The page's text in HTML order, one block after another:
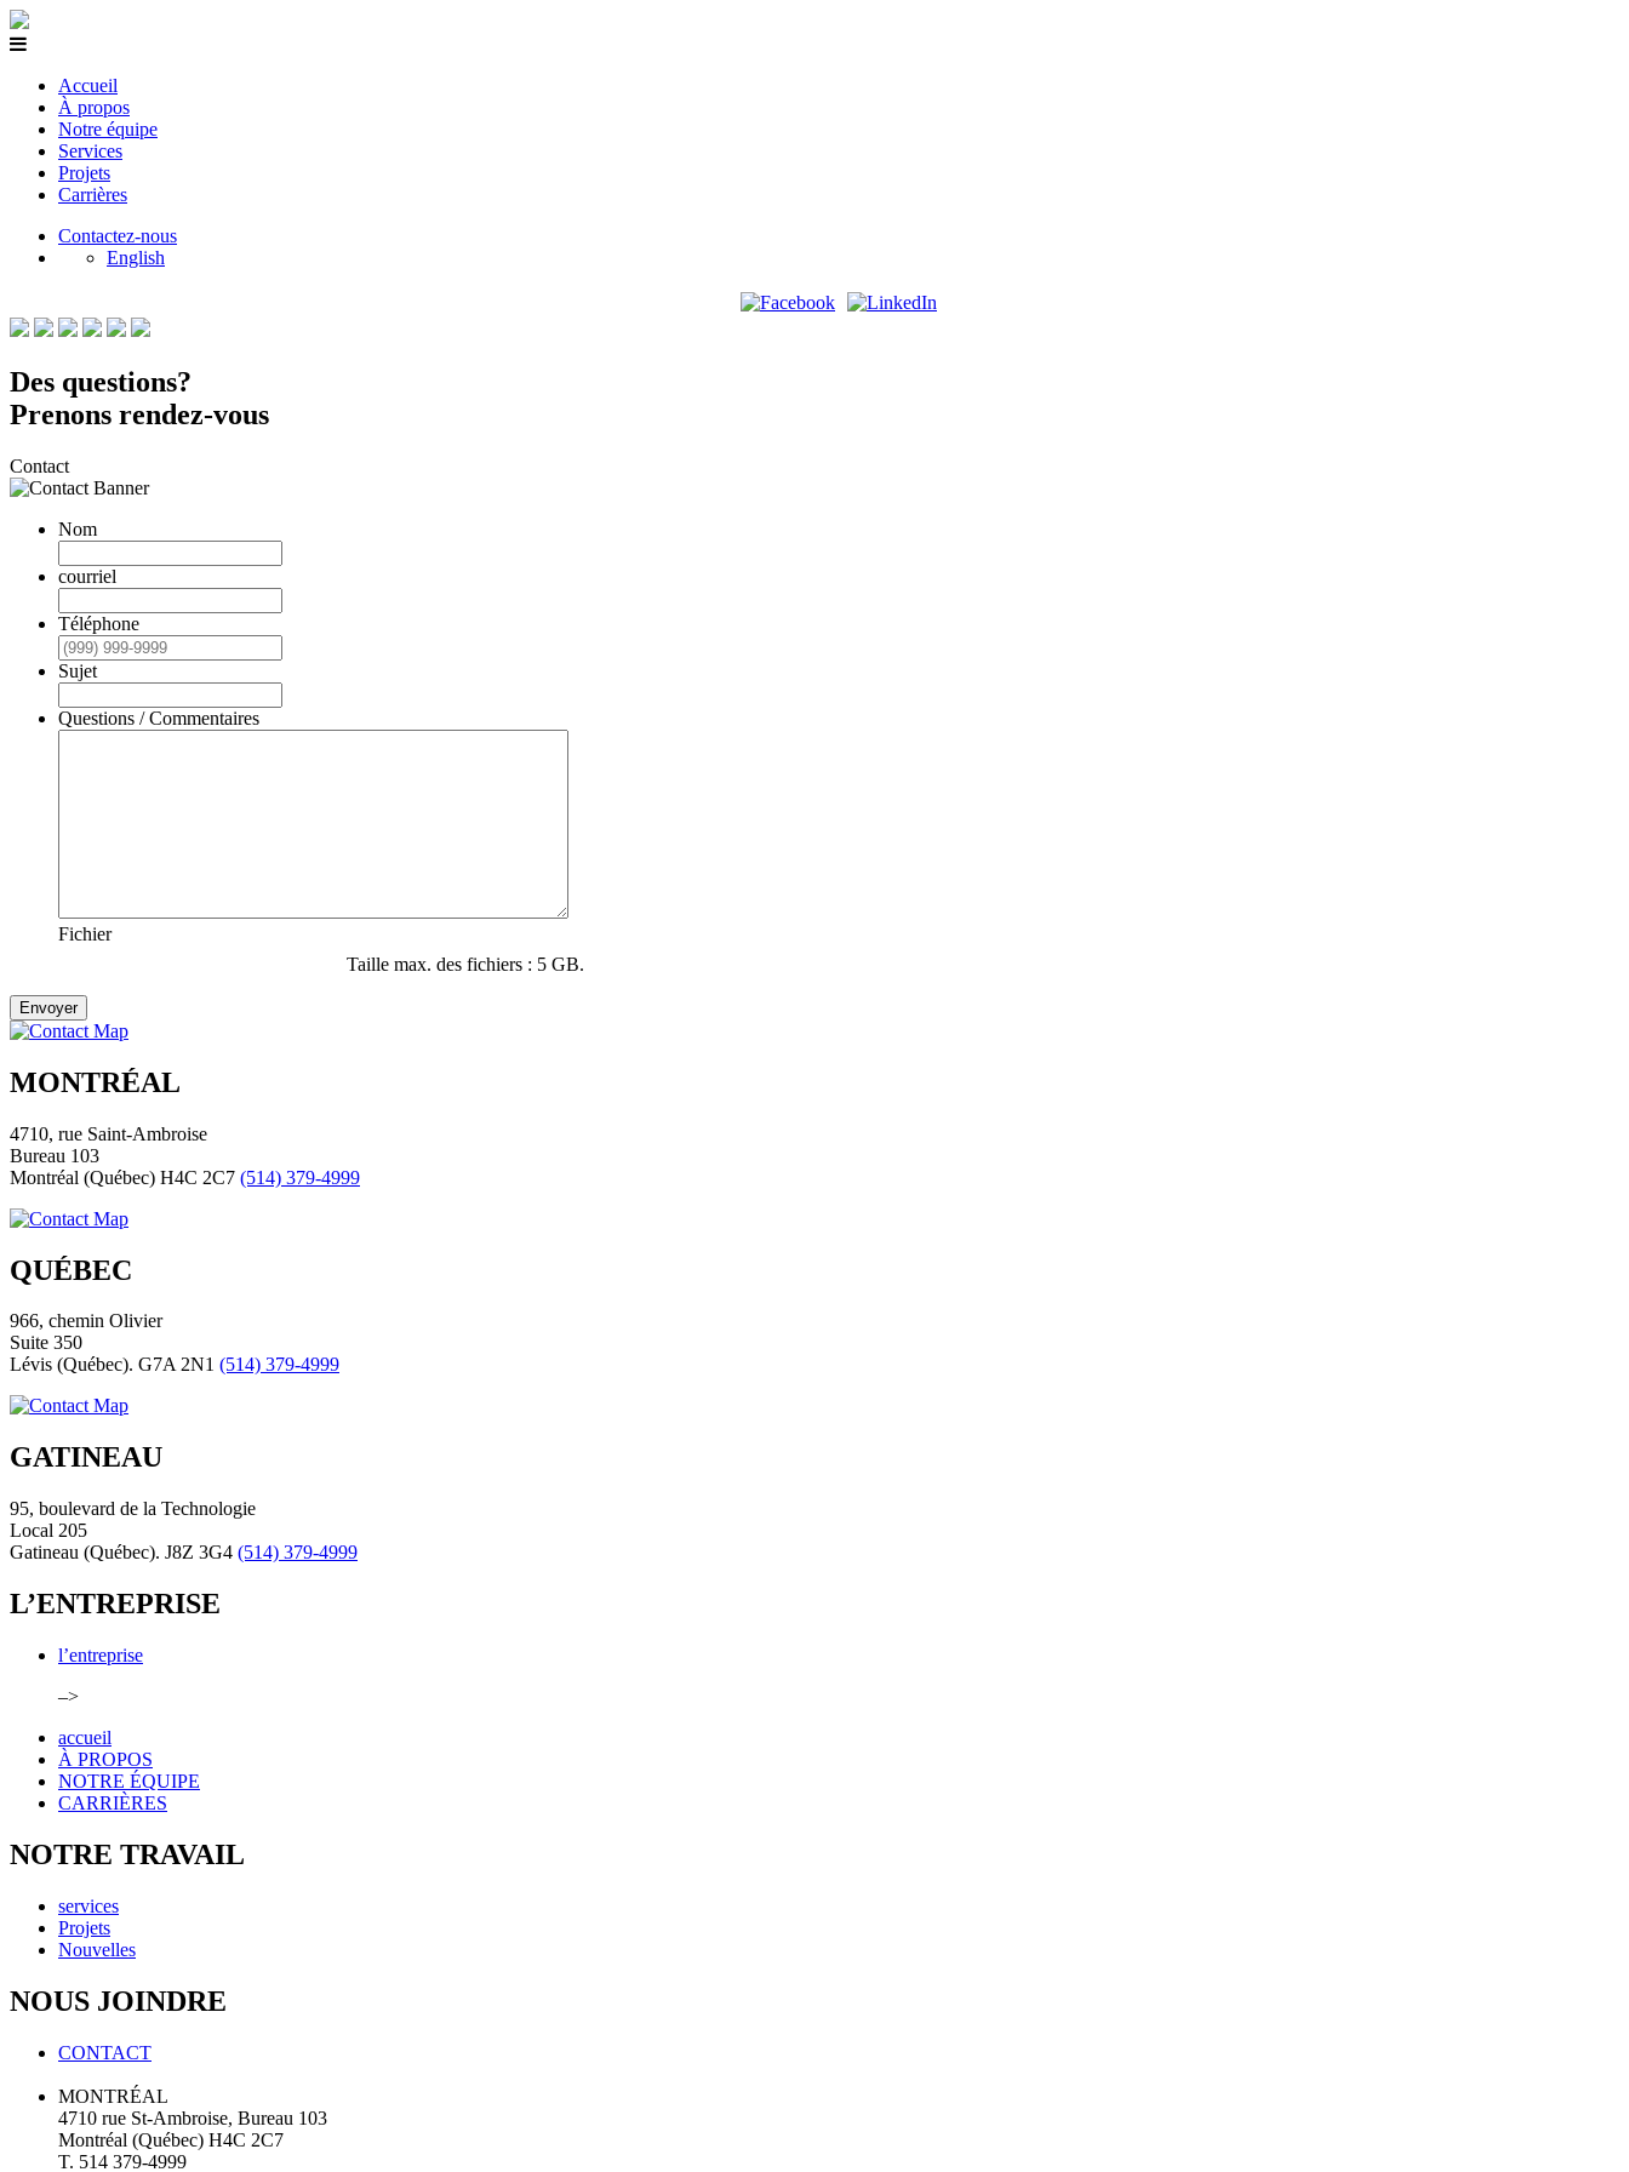
Accueil
À propos
Notre équipe
Services
Projets
Carrières
Contactez-nous
English
Des questions?
Prenons rendez-vous
Contact
Nom
courriel
Téléphone
Sujet
Questions / Commentaires
Fichier
Taille max. des fichiers : 5 GB.
Envoyer
MONTRÉAL
4710, rue Saint-Ambroise
Bureau 103
Montréal (Québec) H4C 2C7 (514) 379-4999
QUÉBEC
966, chemin Olivier
Suite 350
Lévis (Québec). G7A 2N1 (514) 379-4999
GATINEAU
95, boulevard de la Technologie
Local 205
Gatineau (Québec). J8Z 3G4 (514) 379-4999
L’ENTREPRISE
l’entreprise
–>
accueil
À PROPOS
NOTRE ÉQUIPE
CARRIÈRES
NOTRE TRAVAIL
services
Projets
Nouvelles
NOUS JOINDRE
CONTACT
MONTRÉAL
4710 rue St-Ambroise, Bureau 103
Montréal (Québec) H4C 2C7
T. 514 379-4999